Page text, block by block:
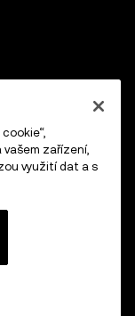
zařízení,
využití dat a s